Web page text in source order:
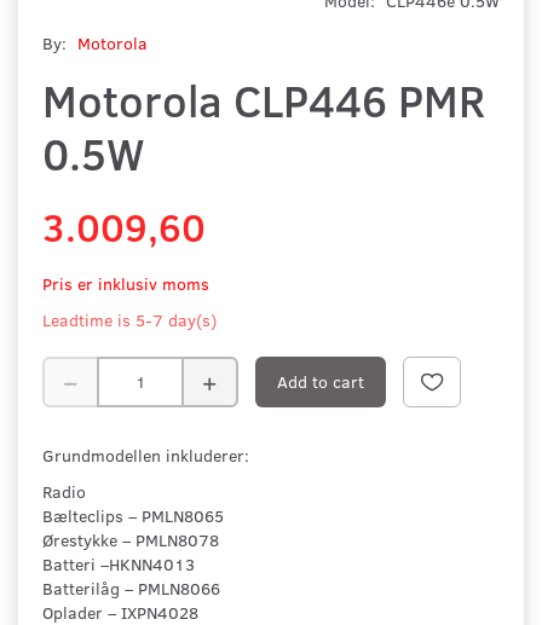
By: Motorola
Motorola CLP446 PMR
0.5W
3.009,60
Pris er inklusiv moms
Leadtime is 5-7 day(s)
Add to cart
Grundmodellen inkluderer:
Radio
Bælteclips – PMLN8065
Ørestykke – PMLN8078
Batteri –HKNN4013
Batterilåg – PMLN8066
Oplader – IXPN4028